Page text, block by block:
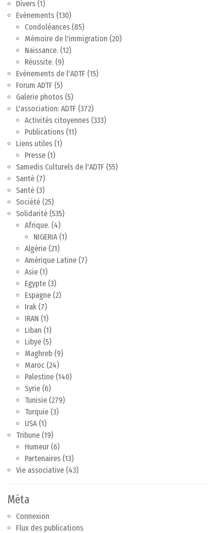
Divers (1)
Evénements (130)
Condoléances (85)
Mémoire de l'immigration (20)
Naissance. (12)
Réussite. (9)
Evènements de l'ADTF (15)
Forum ADTF (5)
Galerie photos (5)
L'association: ADTF (372)
Activités citoyennes (333)
Publications (11)
Liens utiles (1)
Presse (1)
Samedis Culturels de l'ADTF (55)
Santé (7)
Santé (3)
Société (25)
Solidarité (535)
Afrique. (4)
NIGERIA(1)
Algérie (21)
Amérique Latine (7)
Asie (1)
Egypte (3)
Espagne (2)
Irak (7)
IRAN (1)
Liban (1)
Libye (5)
Maghreb (9)
Maroc (24)
Palestine (140)
Syrie (6)
Tunisie (279)
Turquie (3)
USA(1)
Tribune (19)
Humeur (6)
Partenaires (13)
Vie associative (43)
Méta
Connexion
Flux des publications